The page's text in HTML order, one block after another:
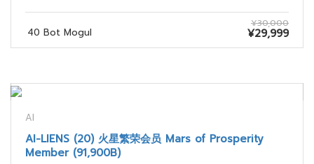
40 Bot Mogul
¥30,000
¥29,999
AI
AI-LIENS (20) 火星繁荣会员 Mars of Prosperity
Member (91,900B)